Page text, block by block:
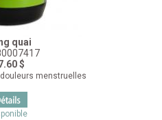
quai
$
menstruelles